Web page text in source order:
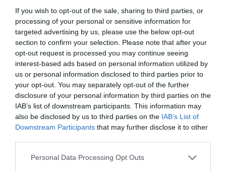
If you wish to opt-out of the sale, sharing to third parties, or
processing of your personal or sensitive information for
targeted advertising by us, please use the below opt-out
section to confirm your selection. Please note that after your
opt-out request is processed you may continue seeing
interest-based ads based on personal information utilized by
us or personal information disclosed to third parties prior to
your opt-out. You may separately opt-out of the further
disclosure of your personal information by third parties on the
IAB’s list of downstream participants. This information may
also be disclosed by us to third parties on the IAB’s List of
Downstream Participants that may further disclose it to other
Personal Data Processing Opt Outs
de datos monitoriza en tiempo real el negocio de 60
clubes de LaLiga, Liga F y Primera Rfef; 200 clubes de
ligas europeas; 22 clubes de ACB y Primera FEB y otra
veintena de Euroliga, Eurocup y BCL.
La plataforma también contabiliza la asistencia a
todos los eventos deportivos, de entretenimiento y
música en España, así como más de 20.000 contratos
de patrocinio en el mercado español y otros 7.000
contratos de las ligas europeas y norteamericanas de
fútbol y baloncesto, segmentados por competición,
tipología de activos, marcas, categorías de producto y
valor económico aproximado de cada acuerdo. Si
quieres más información, contacta con nosotros a
Añadir2Playbookcomo fuente preferida de Google